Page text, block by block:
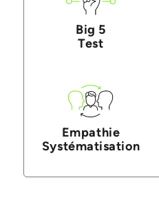
Big 5
Test
Empathie
Systématisation